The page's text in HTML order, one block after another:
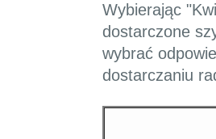
Wybierając
dostarczone
wybrać
dostarczaniu